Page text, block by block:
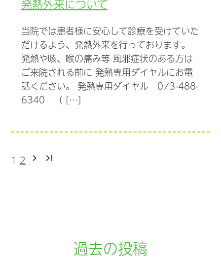
発熱外来について
当院では患者様に安心して診療を受けていた
だけるよう、発熱外来を行っております。
発熱や咳、喉の痛み等 風邪症状のある方は
ご来院される前に 発熱専用ダイヤルにお電
話ください。 発熱専用ダイヤル 073-488-
6340 （ […]
1 2 chevron_right last_page
過去の投稿